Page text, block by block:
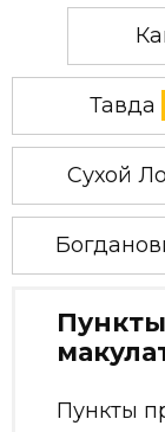
Тавда
Сухой
Пункты